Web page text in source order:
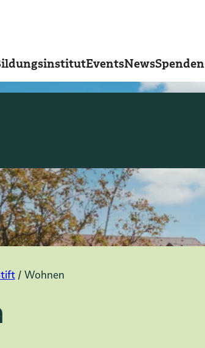
EventsNewsSpenden
/ Wohnen